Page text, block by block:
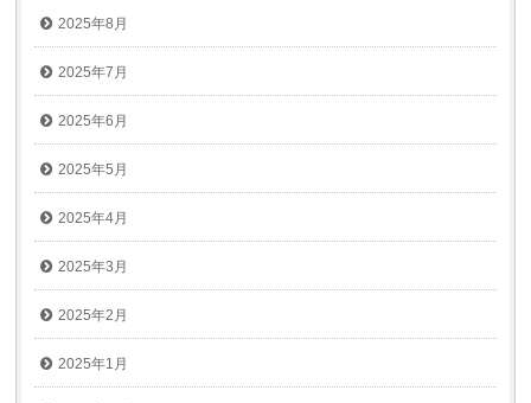
2025年8月
2025年7月
2025年6月
2025年5月
2025年4月
2025年3月
2025年2月
2025年1月